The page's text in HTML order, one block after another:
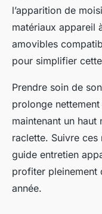
l’apparition de
matériaux appareil
amovibles
pour simplifier
Prendre soin de
prolonge
maintenant un haut
raclette. Suivre
guide entretien
profiter pleinement
année.